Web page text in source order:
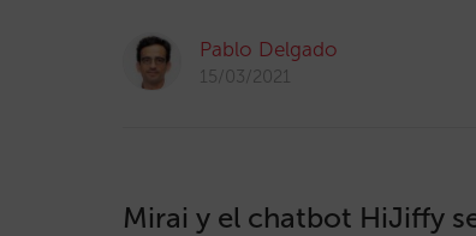
Pablo Delgado
15/03/2021
Mirai y el chatbot HiJiffy